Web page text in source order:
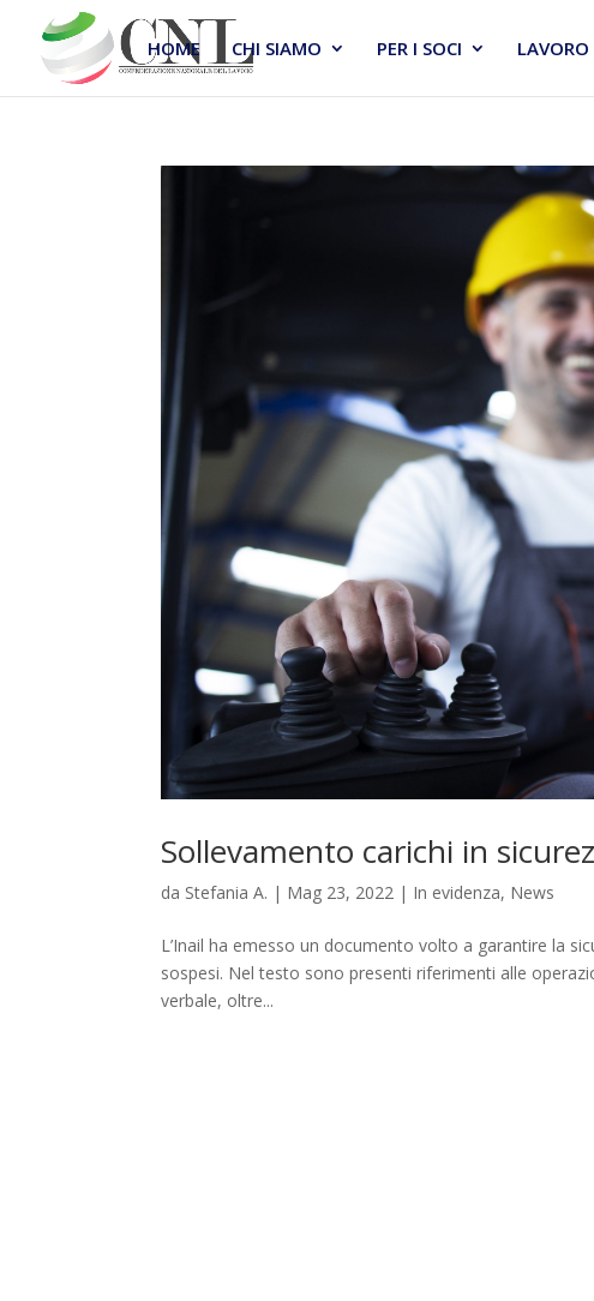
HOME CHI SIAMO PER I SOCI LAVORO
Sollevamento carichi in
da Stefania A. | Mag 23, 2022 | In evidenza, News
L’Inail ha emesso un documento volto a garantire la
sospesi. Nel testo sono presenti riferimenti alle
verbale, oltre...